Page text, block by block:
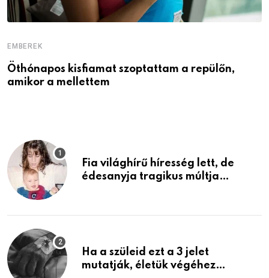
EMBEREK
Öthónapos kisfiamat szoptattam a repülőn,
amikor a mellettem
Fia világhírű híresség lett, de
édesanyja tragikus múltja
Ha a szüleid ezt a 3 jelet
mutatják, életük végéhez